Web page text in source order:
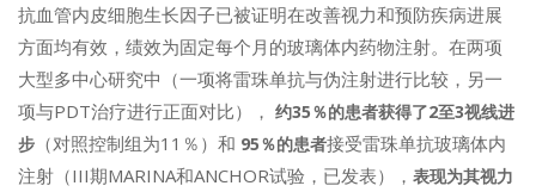
抗血管内皮细胞生长因子已被证明在改善视力和预防疾病进展
方面均有效，绩效为固定每个月的玻璃体内药物注射。在两项
大型多中心研究中（一项将雷珠单抗与伪注射进行比较，另一
项与PDT治疗进行正面对比）， 约35％的患者获得了2至3视线进
步 （对照控制组为11％）和 95％的患者接受雷珠单抗玻璃体内
注射（III期MARINA和ANCHOR试验，已发表）， 表现为其视力